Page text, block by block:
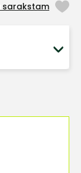
sarakstam